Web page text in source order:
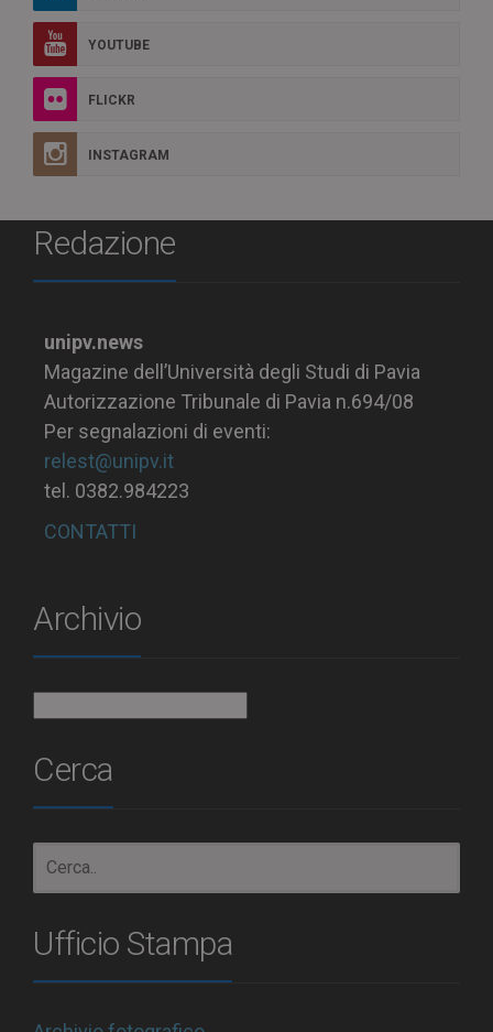
YOUTUBE
FLICKR
INSTAGRAM
Redazione
unipv.news
Magazine dell’Università degli Studi di Pavia
Autorizzazione Tribunale di Pavia n.694/08
Per segnalazioni di eventi:
relest@unipv.it
tel. 0382.984223
CONTATTI
Archivio
Cerca
Ufficio Stampa